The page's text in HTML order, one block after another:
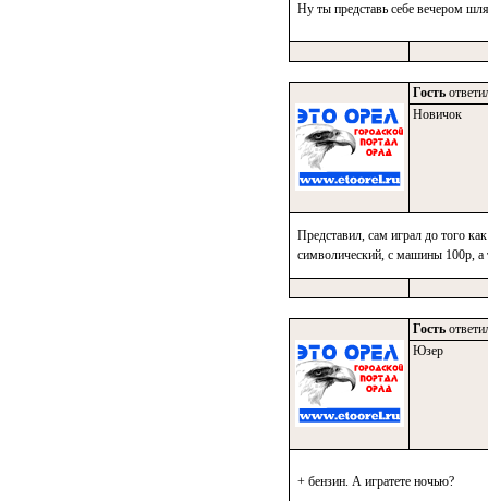
Ну ты представь себе вечером
Гость
Новичок
Представил, сам играл до того
символический, с машины 100р, а
Гость
Юзер
+ бензин. А игратете ночью?